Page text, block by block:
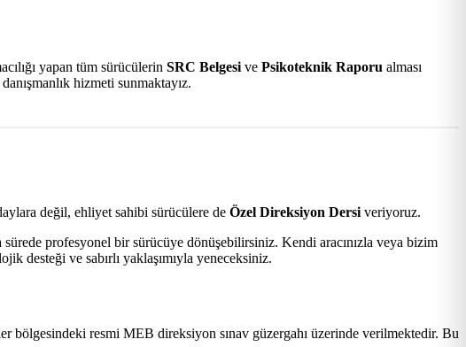
yapan tüm sürücülerin SRC Belgesi ve Psikoteknik Raporu alması
hizmeti sunmaktayız.
değil, ehliyet sahibi sürücülere de Özel Direksiyon Dersiveriyoruz.
profesyonel bir sürücüye dönüşebilirsiniz. Kendi aracınızla veya bizim
desteği ve sabırlı yaklaşımıyla yeneceksiniz.
bölgesindeki resmi MEB direksiyon sınav güzergahı üzerinde verilmektedir. Bu